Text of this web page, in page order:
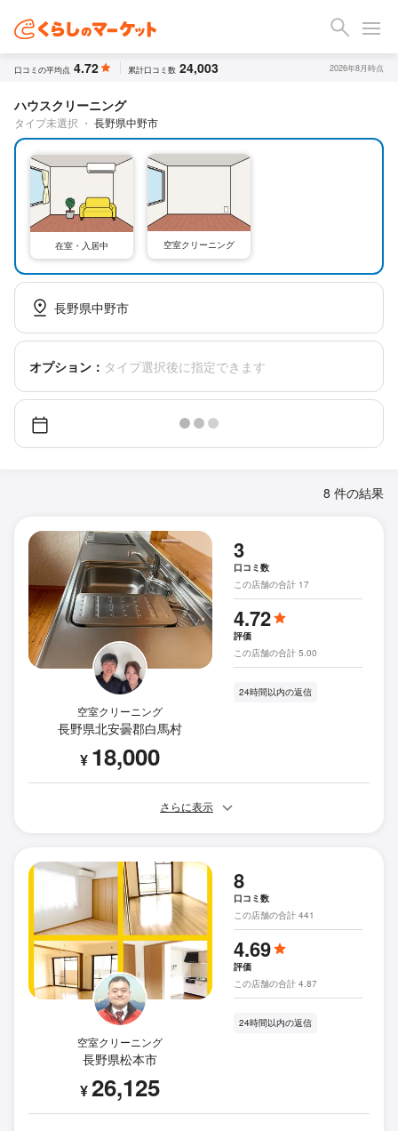
口コミの平均点 4.72 累計口コミ数 24,003 2026年8月時点
ハウスクリーニング
タイプ未選択 ・ 長野県中野市
在室・入居中 空室クリーニング
長野県中野市
オプション： タイプ選択後に指定できます
8 件の結果
空室クリーニング
長野県北安曇郡白馬村
¥ 18,000
3
口コミ数
この店舗の合計 17
4.72
評価
この店舗の合計 5.00
24時間以内の返信
さらに表示
空室クリーニング
長野県松本市
¥26,125
8
口コミ数
この店舗の合計 441
4.69
評価
この店舗の合計 4.87
24時間以内の返信